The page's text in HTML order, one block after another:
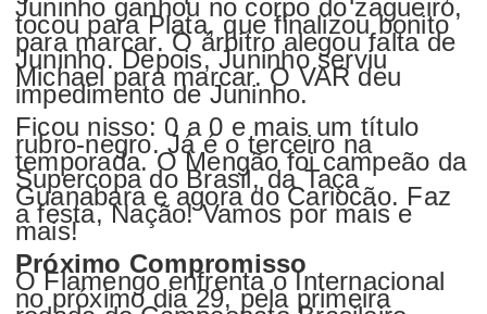
Juninho ganhou no corpo do zagueiro,
tocou para Plata, que finalizou bonito
para marcar. O árbitro alegou falta de
Juninho. Depois, Juninho serviu
Michael para marcar. O VAR deu
impedimento de Juninho.
Ficou nisso: 0 a 0 e mais um título
rubro-negro. Já é o terceiro na
temporada. O Mengão foi campeão da
Supercopa do Brasil, da Taça
Guanabara e agora do Cariocão. Faz
a festa, Nação! Vamos por mais e
mais!
Próximo Compromisso
O Flamengo enfrenta o Internacional
no próximo dia 29, pela primeira